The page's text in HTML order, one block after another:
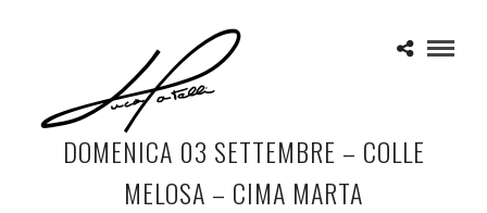
DOMENICA 03 SETTEMBRE – COLLE
MELOSA – CIMA MARTA